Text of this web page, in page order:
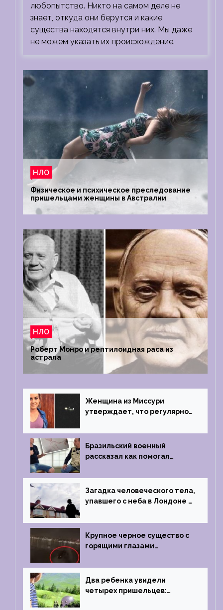
любопытство. Никто на самом деле не
знает, откуда они берутся и какие
существа находятся внутри них. Мы даже
не можем указать их происхождение.
НЛО
Физическое и психическое преследование
пришельцами женщины в Австралии
НЛО
Роберт Монро и рептилоидная раса из
астрала
Женщина из Миссури
утверждает, что регулярно
инопланетянами
Бразильский военный
рассказал как помогал
1996 году
Загадка человеческого тела,
упавшего с неба в Лондоне в
Крупное черное существо с
горящими глазами
Два ребенка увидели
четырех пришельцев: